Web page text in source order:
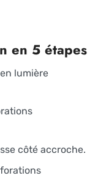
en 5 étapes
lumière
côté accroche.